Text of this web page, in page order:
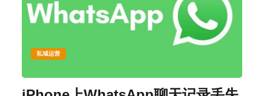
私域运营